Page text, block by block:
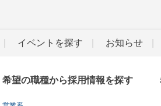
イベントを探す お知らせ
希望の職種から採用情報を探す